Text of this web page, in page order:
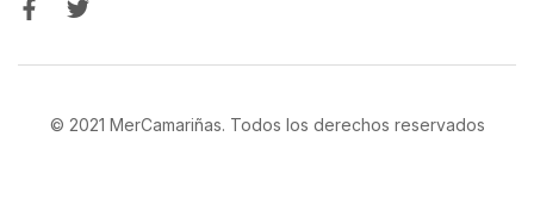
© 2021 MerCamariñas. Todos los derechos reservados